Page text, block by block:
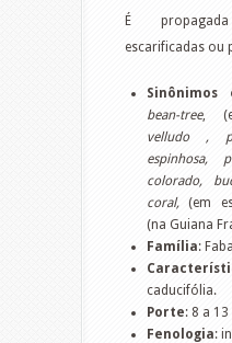
É
escarificadas ou
Sinônimos
bean-tree,
velludo ,
colorado,
coral, (em
(na Guiana
Família:
caducifólia.
Porte: 8 a
Fenologia: